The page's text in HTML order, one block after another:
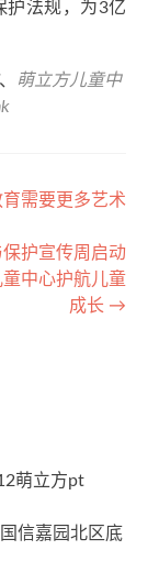
护法规，为3亿
、
萌立方儿童中
需要更多艺术
保护宣传周启动
中心护航儿童
成长 →
萌立方pt
信嘉园北区底